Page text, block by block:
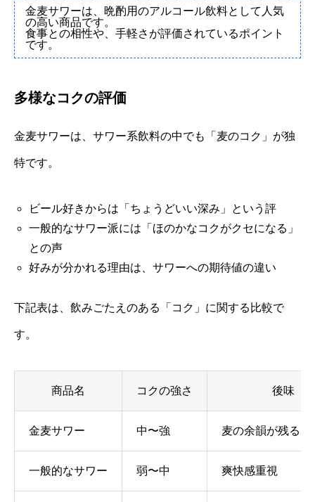
金麦サワーは、晩酌用のアルコール飲料として人気
の高い商品です。
食事との相性や、手軽さが評価されているポイント
です。
多様なコクの評価
金麦サワーは、サワー系飲料の中でも「麦のコク」が独
特です。
ビール好きからは「ちょうどいい深み」という評
一般的なサワー派には「ほのかなコクがクセになる」
との声
好みが分かれる理由は、サワーへの期待値の違い
下記表は、飲みごたえのある「コク」に関する比較で
す。
商品名 コクの強さ 後味
金麦サワー 中〜強 麦の余韻が残る
一般的なサワー 弱〜中 爽快感重視